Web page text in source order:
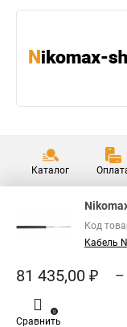
Каталог
Код
Кабель
81 435,00 ₽ –
Сравнить
0